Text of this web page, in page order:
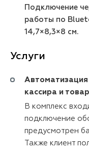
Подключение
работы по
14,7×8,3×8 см.
Услуги
кассира и
В комплекс
подключение
предусмотрен
Также клиент